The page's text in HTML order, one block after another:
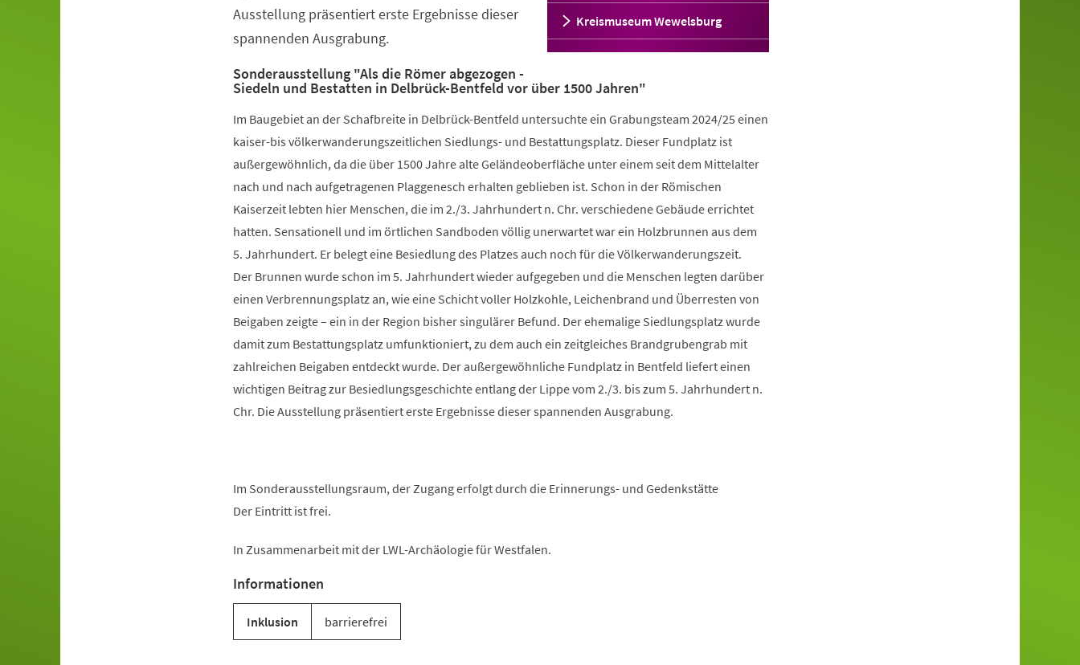
Kreismuseum Wewelsburg
Ausstellung präsentiert erste Ergebnisse dieser
spannenden Ausgrabung.
Sonderausstellung "Als die Römer abgezogen -
Siedeln und Bestatten in Delbrück-Bentfeld vor über 1500 Jahren"
Im Baugebiet an der Schafbreite in Delbrück-Bentfeld untersuchte ein Grabungsteam 2024/25 einen
kaiser-bis völkerwanderungszeitlichen Siedlungs- und Bestattungsplatz. Dieser Fundplatz ist
außergewöhnlich, da die über 1500 Jahre alte Geländeoberfläche unter einem seit dem Mittelalter
nach und nach aufgetragenen Plaggenesch erhalten geblieben ist. Schon in der Römischen
Kaiserzeit lebten hier Menschen, die im 2./3. Jahrhundert n. Chr. verschiedene Gebäude errichtet
hatten. Sensationell und im örtlichen Sandboden völlig unerwartet war ein Holzbrunnen aus dem
5. Jahrhundert. Er belegt eine Besiedlung des Platzes auch noch für die Völkerwanderungszeit.
Der Brunnen wurde schon im 5. Jahrhundert wieder aufgegeben und die Menschen legten darüber
einen Verbrennungsplatz an, wie eine Schicht voller Holzkohle, Leichenbrand und Überresten von
Beigaben zeigte – ein in der Region bisher singulärer Befund. Der ehemalige Siedlungsplatz wurde
damit zum Bestattungsplatz umfunktioniert, zu dem auch ein zeitgleiches Brandgrubengrab mit
zahlreichen Beigaben entdeckt wurde. Der außergewöhnliche Fundplatz in Bentfeld liefert einen
wichtigen Beitrag zur Besiedlungsgeschichte entlang der Lippe vom 2./3. bis zum 5. Jahrhundert n.
Chr. Die Ausstellung präsentiert erste Ergebnisse dieser spannenden Ausgrabung.
Im Sonderausstellungsraum, der Zugang erfolgt durch die Erinnerungs- und Gedenkstätte
Der Eintritt ist frei.
In Zusammenarbeit mit der LWL-Archäologie für Westfalen.
Informationen
Inklusion barrierefrei